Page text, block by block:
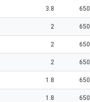
650
3.8
650
2
650
2
650
2
650
1.8
650
1.8